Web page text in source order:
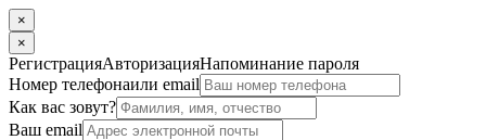
×
×
РегистрацияАвторизацияНапоминание пароля
Номер телефонаили email
Как вас зовут?
Ваш email